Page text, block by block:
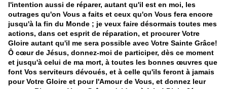
l'intention aussi de réparer, autant qu'il est en moi, les
outrages qu'on Vous a faits et ceux qu'on Vous fera encore
jusqu'à la fin du Monde ; je veux faire désormais toutes mes
actions, dans cet esprit de réparation, et procurer Votre
Gloire autant qu'il me sera possible avec Votre Sainte Grâce!
Ô cœur de Jésus, donnez-moi de participer, dès ce moment
et jusqu'à celui de ma mort, à toutes les bonnes œuvres que
font Vos serviteurs dévoués, et à celle qu'ils feront à jamais
pour Votre Gloire et pour l'Amour de Vous, et donnez leur